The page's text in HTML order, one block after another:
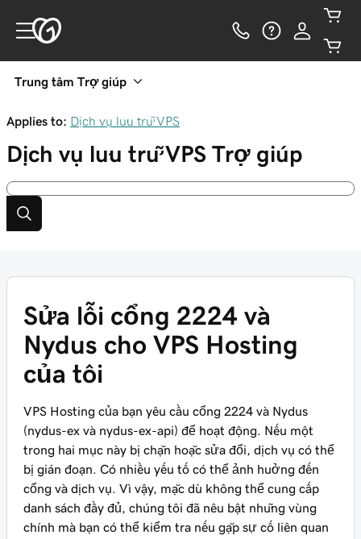
Trung tâm Trợ giúp
Applies to: Dịch vụ lưu trữ VPS
Dịch vụ lưu trữ VPS Trợ giúp
Sửa lỗi cổng 2224 và
Nydus cho VPS Hosting
của tôi
VPS Hosting của bạn yêu cầu cổng 2224 và Nydus
(nydus-ex và nydus-ex-api) để hoạt động. Nếu một
trong hai mục này bị chặn hoặc sửa đổi, dịch vụ có thể
bị gián đoạn. Có nhiều yếu tố có thể ảnh hưởng đến
cổng và dịch vụ. Vì vậy, mặc dù không thể cung cấp
danh sách đầy đủ, chúng tôi đã nêu bật những vùng
chính mà bạn có thể kiểm tra nếu gặp sự cố liên quan